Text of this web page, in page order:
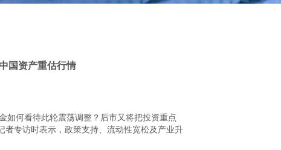
国资产重估行情
如何看待此轮震荡调整？后市又将把投资重点
专访时表示，政策支持、流动性宽松及产业升